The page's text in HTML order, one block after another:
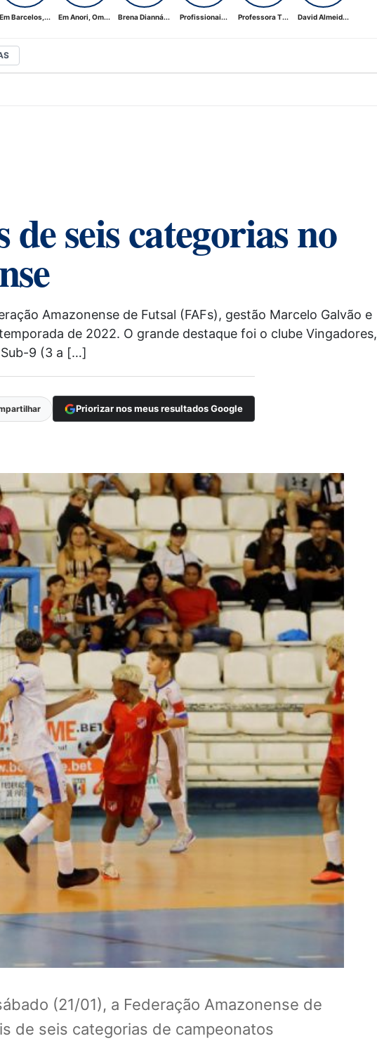
Em Barcelos,... Em Anori, Om... Brena Dianná... Profissionai... Professora T... David Almeid...
seis categorias no
Amazonense de Futsal (FAFs), gestão Marcelo Galvão e
de 2022. O grande destaque foi o clube Vingadores,
9 (3 a […]
Priorizar nos meus resultados Google
(21/01), a Federação Amazonense de
de seis categorias de campeonatos